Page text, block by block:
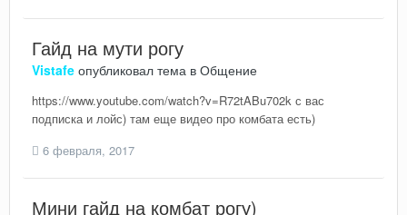
Гайд на мути рогу
Vistafe опубликовал тема в Общение
https://www.youtube.com/watch?v=R72tABu702k с вас
подписка и лойс) там еще видео про комбата есть)
6 февраля, 2017
Мини гайд на комбат рогу)